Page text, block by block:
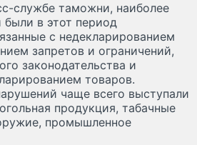
службе таможни, наиболее
в этот период
с недекларированием
запретов и ограничений,
законодательства и
товаров.
чаще всего выступали
продукция, табачные
промышленное